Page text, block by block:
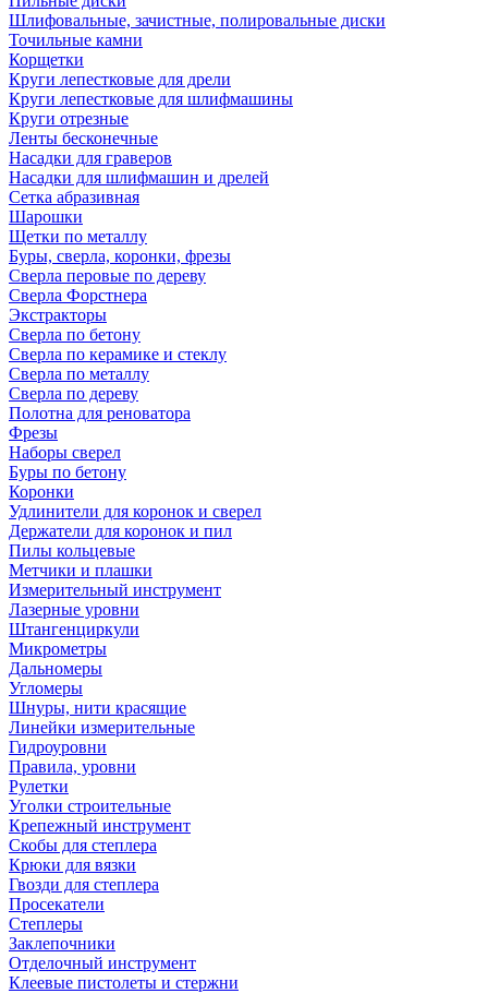
Шлифовальные, зачистные, полировальные диски
Точильные камни
Корщетки
Круги лепестковые для дрели
Круги лепестковые для шлифмашины
Круги отрезные
Ленты бесконечные
Насадки для граверов
Насадки для шлифмашин и дрелей
Сетка абразивная
Шарошки
Щетки по металлу
Буры, сверла, коронки, фрезы
Сверла перовые по дереву
Сверла Форстнера
Экстракторы
Сверла по бетону
Сверла по керамике и стеклу
Сверла по металлу
Сверла по дереву
Полотна для реноватора
Фрезы
Наборы сверел
Буры по бетону
Коронки
Удлинители для коронок и сверел
Держатели для коронок и пил
Пилы кольцевые
Метчики и плашки
Измерительный инструмент
Лазерные уровни
Штангенциркули
Микрометры
Дальномеры
Угломеры
Шнуры, нити красящие
Линейки измерительные
Гидроуровни
Правила, уровни
Рулетки
Уголки строительные
Крепежный инструмент
Скобы для степлера
Крюки для вязки
Гвозди для степлера
Просекатели
Степлеры
Заклепочники
Отделочный инструмент
Клеевые пистолеты и стержни